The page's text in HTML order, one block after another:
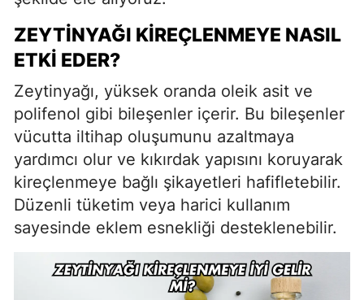
ZEYTINYAĞI KIREÇLENMEYE NASIL
ETKI EDER?
Zeytinyağı, yüksek oranda oleik asit ve
polifenol gibi bileşenler içerir. Bu bileşenler
vücutta iltihap oluşumunu azaltmaya
yardımcı olur ve kıkırdak yapısını koruyarak
kireçlenmeye bağlı şikayetleri hafifletebilir.
Düzenli tüketim veya harici kullanım
sayesinde eklem esnekliği desteklenebilir.